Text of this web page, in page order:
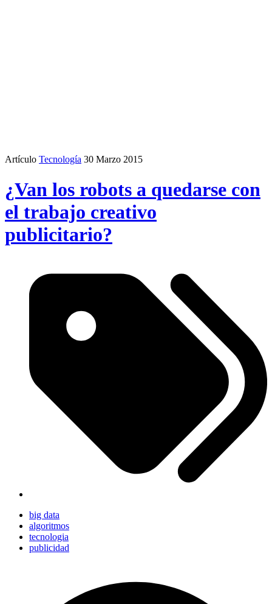
Artículo Tecnología 30 Marzo 2015
¿Van los robots a quedarse con
el trabajo creativo
publicitario?
big data
algoritmos
tecnologia
publicidad